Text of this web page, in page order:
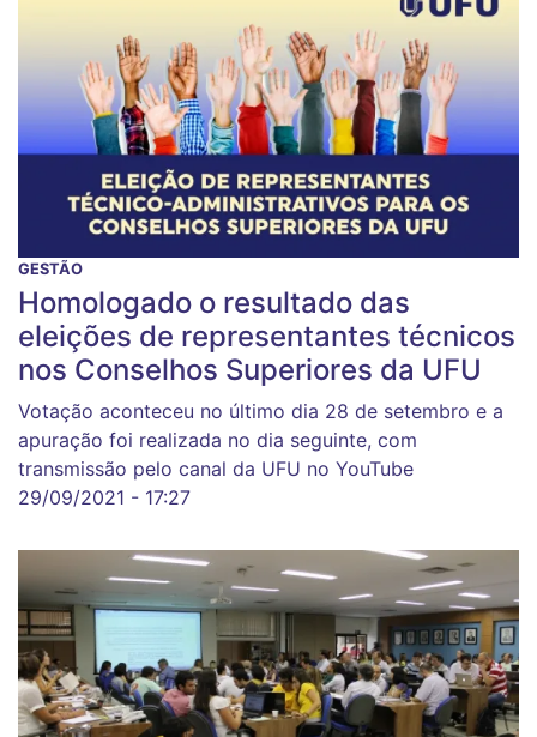
GESTÃO
Homologado o resultado das
eleições de representantes técnicos
nos Conselhos Superiores da UFU
Votação aconteceu no último dia 28 de setembro e a
apuração foi realizada no dia seguinte, com
transmissão pelo canal da UFU no YouTube
29/09/2021 - 17:27